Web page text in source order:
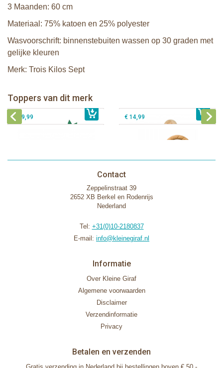
3 Maanden: 60 cm
Materiaal: 75% katoen en 25% polyester
Wasvoorschrift: binnenstebuiten wassen op 30 graden met
gelijke kleuren
Merk: Trois Kilos Sept
Toppers van dit merk
€ 26,99
Sophie de giraf Activity Wheel
€ 39,99 € 14,99
Contact
Zeppelinstraat 39
2652 XB Berkel en Rodenrijs
Nederland
Tel: +31(0)10-2180837
E-mail: info@kleinegiraf.nl
Informatie
Over Kleine Giraf
Algemene voorwaarden
Disclaimer
Verzendinformatie
Privacy
Betalen en verzenden